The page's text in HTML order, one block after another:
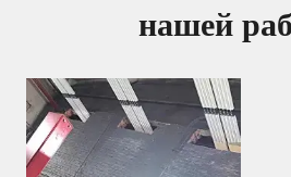
нашей